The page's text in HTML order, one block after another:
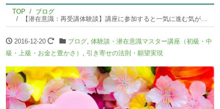
TOP
ブログ
【潜在意識：再受講体験談】講座に参加すると一気に進む気がします。
2016-12-20 ブログ, 体験談・潜在意識マスター講座（初級・中
級・上級・お金と豊かさ）
引き寄せの法則・願望実現